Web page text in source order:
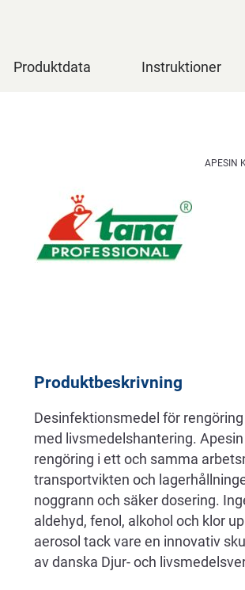
Produktdata Instruktioner
APESIN
Produktbeskrivning
Desinfektionsmedel för
med livsmedelshantering.
rengöring i ett och samma
transportvikten och
noggrann och säker dosering.
aldehyd, fenol, alkohol och klor
aerosol tack vare en innovativ
av danska Djur- och